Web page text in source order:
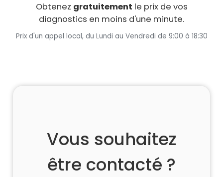
Obtenez gratuitement le prix de vos
diagnostics en moins d'une minute.
Prix d'un appel local, du Lundi au Vendredi de 9:00 à 18:30
Vous souhaitez
être contacté ?